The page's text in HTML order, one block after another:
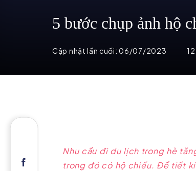
5 bước chụp ảnh hộ
Cập nhật lần cuối:06/07/2023
Nhu cầu đi du lịch trong hè
trong đó có hộ chiếu. Để tiết